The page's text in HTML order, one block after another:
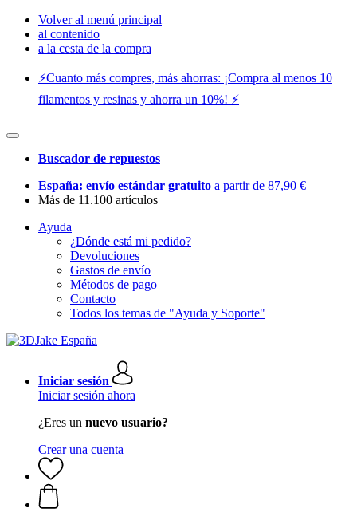
Volver al menú principal
al contenido
a la cesta de la compra
⚡️Cuanto más compres, más ahorras: ¡Compra al menos 10
filamentos y resinas y ahorra un 10%! ⚡️
Buscador de repuestos
España: envío estándar gratuito a partir de 87,90 €
Más de 11.100 artículos
Ayuda
¿Dónde está mi pedido?
Devoluciones
Gastos de envío
Métodos de pago
Contacto
Todos los temas de "Ayuda y Soporte"
Iniciar sesión
Iniciar sesión ahora
¿Eres un nuevo usuario?
Crear una cuenta